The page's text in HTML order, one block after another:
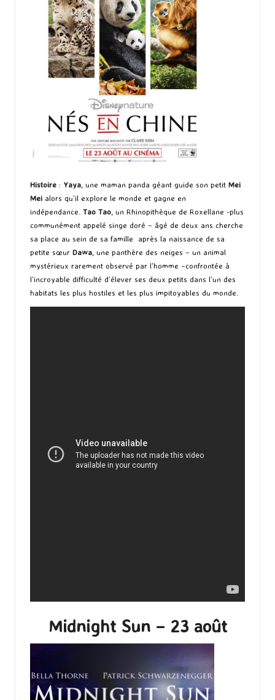
Histoire : Yaya , une maman panda géant guide son petit Mei
Mei alors qu’il explore le monde et gagne en
indépendance. Tao Tao , un Rhinopithèque de Roxellane -plus
communément appelé singe doré – âgé de deux ans cherche
sa place au sein de sa famille après la naissance de sa
petite sœur Dawa , une panthère des neiges – un animal
mystérieux rarement observé par l’homme –confrontée à
l’incroyable difficulté d’élever ses deux petits dans l’un des
habitats les plus hostiles et les plus impitoyables du monde.
Midnight Sun – 23 août